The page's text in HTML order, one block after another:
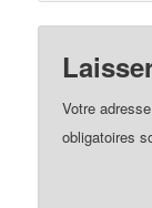
Votre
obligatoires